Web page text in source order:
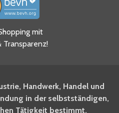
die
gelesen
diese.
Fachwissen
anmelden.
mit
Transparenz!
Handwerk, Handel und
in der selbstständigen,
Tätigkeit bestimmt.